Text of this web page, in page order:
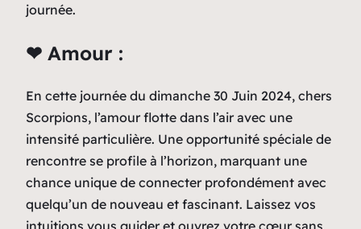
journée.
❤ Amour :
En cette journée du dimanche 30 Juin 2024, chers
Scorpions, l’amour flotte dans l’air avec une
intensité particulière. Une opportunité spéciale de
rencontre se profile à l’horizon, marquant une
chance unique de connecter profondément avec
quelqu’un de nouveau et fascinant. Laissez vos
intuitions vous guider et ouvrez votre cœur sans